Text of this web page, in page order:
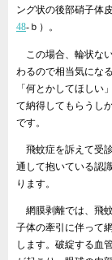
ング状の後部硝子体
48‐ｂ）。
この場合、輪状な
わるので相当気にな
「何とかしてほしい
て納得してもらうし
です。
飛蚊症を訴えて受
通して抱いている認
ります。
網膜剥離では、飛
子体の牽引に伴って
します。破綻する血